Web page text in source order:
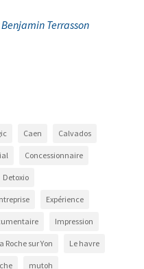
Benjamin Terrasson
Caen Calvados
Concessionnaire
Detoxio
Expérience
Impression
Roche sur Yon Le havre
mutoh